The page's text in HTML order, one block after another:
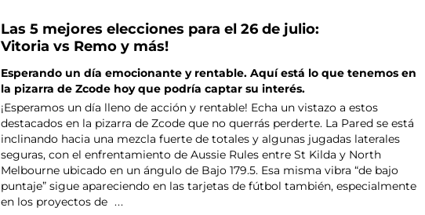
Las 5 mejores elecciones para el 26 de julio:
Vitoria vs Remo y más!
Esperando un día emocionante y rentable. Aquí está lo que tenemos en
la pizarra de Zcode hoy que podría captar su interés.
¡Esperamos un día lleno de acción y rentable! Echa un vistazo a estos
destacados en la pizarra de Zcode que no querrás perderte. La Pared se está
inclinando hacia una mezcla fuerte de totales y algunas jugadas laterales
seguras, con el enfrentamiento de Aussie Rules entre St Kilda y North
Melbourne ubicado en un ángulo de Bajo 179.5. Esa misma vibra “de bajo
puntaje” sigue apareciendo en las tarjetas de fútbol también, especialmente
en los proyectos de ...